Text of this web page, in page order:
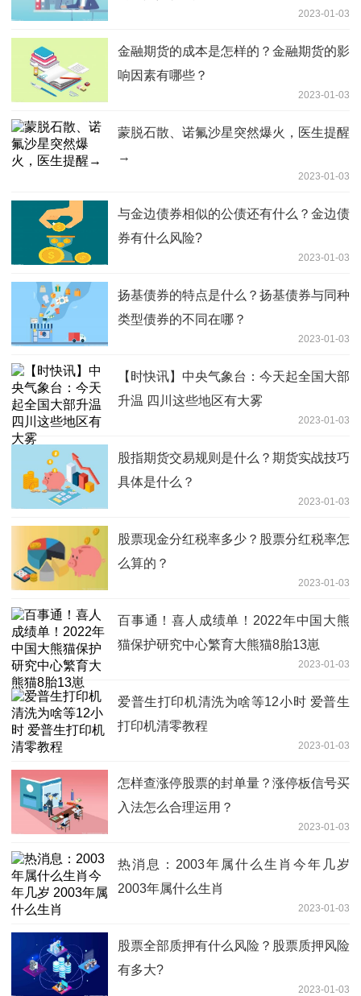
2023-01-03
金融期货的成本是怎样的？金融期货的影
响因素有哪些？
2023-01-03
蒙脱石散、诺氟沙星突然爆火，医生提醒
→
2023-01-03
与金边债券相似的公债还有什么？金边债
券有什么风险?
2023-01-03
扬基债券的特点是什么？扬基债券与同种
类型债券的不同在哪？
2023-01-03
【时快讯】中央气象台：今天起全国大部
升温 四川这些地区有大雾
2023-01-03
股指期货交易规则是什么？期货实战技巧
具体是什么？
2023-01-03
股票现金分红税率多少？股票分红税率怎
么算的？
2023-01-03
百事通！喜人成绩单！2022年中国大熊
猫保护研究中心繁育大熊猫8胎13崽
2023-01-03
爱普生打印机清洗为啥等12小时 爱普生
打印机清零教程
2023-01-03
怎样查涨停股票的封单量？涨停板信号买
入法怎么合理运用？
2023-01-03
热消息：2003年属什么生肖今年几岁
2003年属什么生肖
2023-01-03
股票全部质押有什么风险？股票质押风险
有多大?
2023-01-03